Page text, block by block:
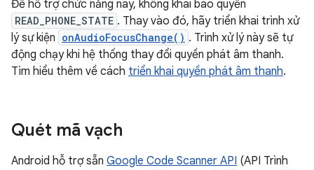
Để hỗ trợ chức năng này, không khai báo quyền
READ_PHONE_STATE . Thay vào đó, hãy triển khai trình xử
lý sự kiện onAudioFocusChange() . Trình xử lý này sẽ tự
động chạy khi hệ thống thay đổi quyền phát âm thanh.
Tìm hiểu thêm về cách triển khai quyền phát âm thanh.
Quét mã vạch
Android hỗ trợ sẵn Google Code Scanner API (API Trình